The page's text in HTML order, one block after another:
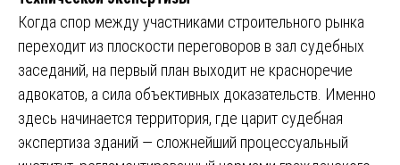
Когда спор между участниками строительного рынка
переходит из плоскости переговоров в зал судебных
заседаний, на первый план выходит не красноречие
адвокатов, а сила объективных доказательств. Именно
здесь начинается территория, где царит судебная
экспертиза зданий — сложнейший процессуальный